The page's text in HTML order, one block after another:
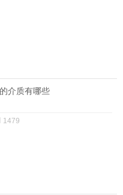
介质有哪些
1479